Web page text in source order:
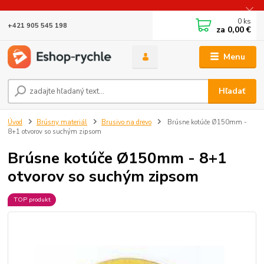
Menu
Hľadať
+421 905 545 198 0 ks
za 0,00 €
Úvod Brúsny materiál Brusivo na drevo
Brúsne kotúče Ø150mm -
8+1 otvorov so suchým zipsom
Brúsne kotúče Ø150mm - 8+1
otvorov so suchým zipsom
TOP produkt